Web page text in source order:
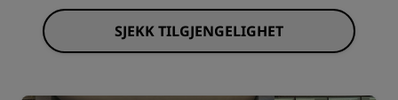
SJEKK TILGJENGELIGHET